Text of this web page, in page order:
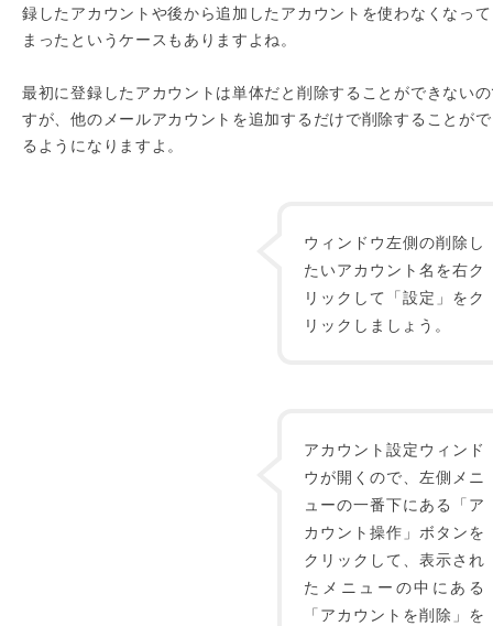
録したアカウントや後から追加したアカウントを使わなくなっ
まったというケースもありますよね。
最初に登録したアカウントは単体だと削除することができない
すが、他のメールアカウントを追加するだけで削除することが
るようになりますよ。
ウィンドウ左側の削除し
たいアカウント名を右ク
リックして「設定」をク
リックしましょう。
アカウント設定ウィンド
ウが開くので、左側メニ
ューの一番下にある「ア
カウント操作」ボタンを
クリックして、表示され
たメニューの中にある
「アカウントを削除」を